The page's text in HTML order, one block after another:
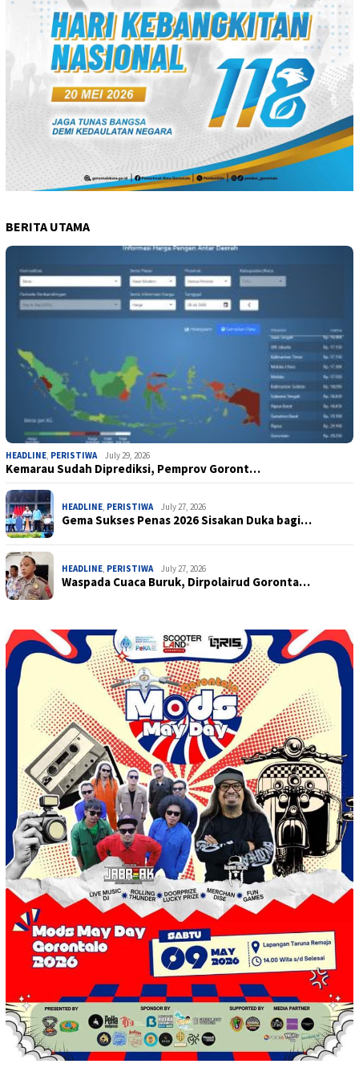
BERITA UTAMA
HEADLINE, PERISTIWA July 29, 2026
Kemarau Sudah Diprediksi, Pemprov Goront…
HEADLINE, PERISTIWA July 27, 2026
Gema Sukses Penas 2026 Sisakan Duka bagi…
HEADLINE, PERISTIWA July 27, 2026
Waspada Cuaca Buruk, Dirpolairud Goronta…